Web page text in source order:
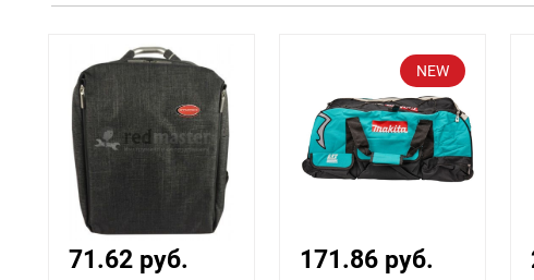
NEW
171.86 руб.
NEW
280 руб.